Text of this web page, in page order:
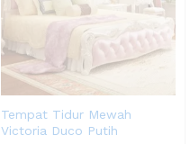
Tempat Tidur Mewah
Victoria Duco Putih